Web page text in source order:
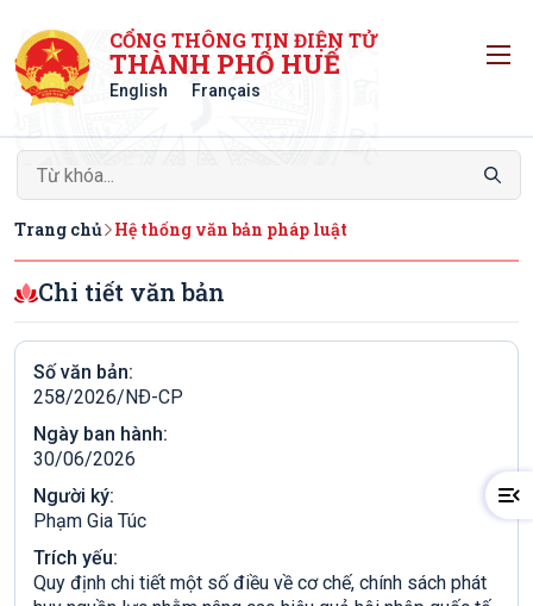
CỔNG THÔNG TIN ĐIỆN TỬ
THÀNH PHỐ HUẾ
English Français
Trang chủ Hệ thống văn bản pháp luật
Chi tiết văn bản
Số văn bản:
258/2026/NÐ-CP
Ngày ban hành:
30/06/2026
Người ký:
Phạm Gia Túc
Trích yếu:
Quy định chi tiết một số điều về cơ chế, chính sách phát